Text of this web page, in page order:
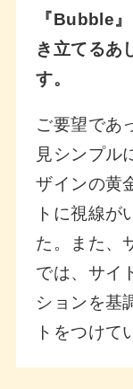
『Bubble
き立てるあ
す。
ご要望であ
見シンプル
ザインの黄
トに視線が
た。また、
では、サイ
ションを基
トをつけて